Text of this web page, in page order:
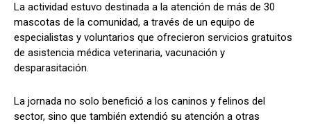
La actividad estuvo destinada a la atención de más de 30
mascotas de la comunidad, a través de un equipo de
especialistas y voluntarios que ofrecieron servicios gratuitos
de asistencia médica veterinaria, vacunación y
desparasitación.
La jornada no solo benefició a los caninos y felinos del
sector, sino que también extendió su atención a otras